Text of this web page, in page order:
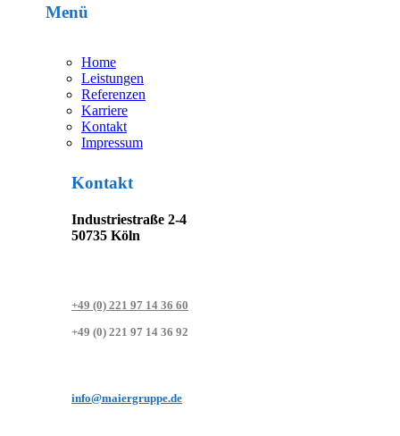
Menü
Home
Leistungen
Referenzen
Karriere
Kontakt
Impressum
Kontakt
Industriestraße 2-4
50735 Köln
+49 (0) 221 97 14 36 60
+49 (0) 221 97 14 36 92
info@maiergruppe.de